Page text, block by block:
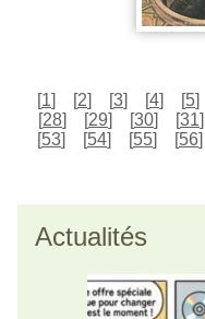
[1] [2] [3] [4] [5]
[28] [29] [30] [31]
[53] [54] [55] [56]
Actualités